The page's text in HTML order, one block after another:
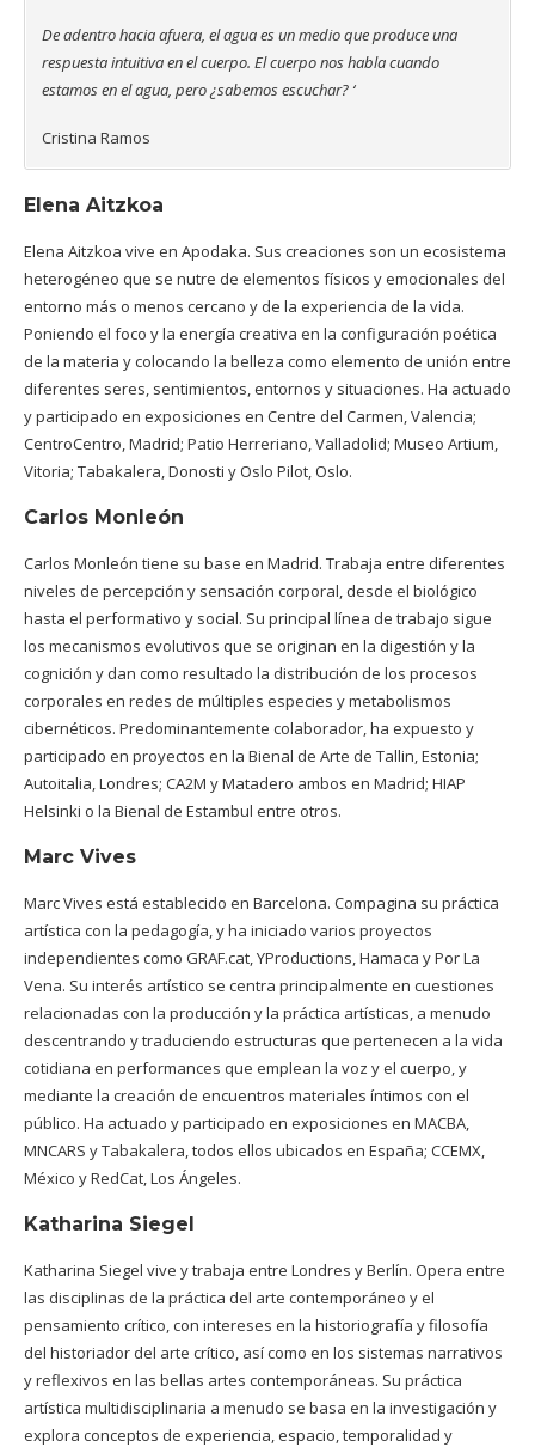
De adentro hacia afuera, el agua es un medio que produce una
respuesta intuitiva en el cuerpo. El cuerpo nos habla cuando
estamos en el agua, pero ¿sabemos escuchar? ‘
Cristina Ramos
Elena Aitzkoa
Elena Aitzkoa vive en Apodaka. Sus creaciones son un ecosistema
heterogéneo que se nutre de elementos físicos y emocionales del
entorno más o menos cercano y de la experiencia de la vida.
Poniendo el foco y la energía creativa en la configuración poética
de la materia y colocando la belleza como elemento de unión entre
diferentes seres, sentimientos, entornos y situaciones. Ha actuado
y participado en exposiciones en Centre del Carmen, Valencia;
CentroCentro, Madrid; Patio Herreriano, Valladolid; Museo Artium,
Vitoria; Tabakalera, Donosti y Oslo Pilot, Oslo.
Carlos Monleón
Carlos Monleón tiene su base en Madrid. Trabaja entre diferentes
niveles de percepción y sensación corporal, desde el biológico
hasta el performativo y social. Su principal línea de trabajo sigue
los mecanismos evolutivos que se originan en la digestión y la
cognición y dan como resultado la distribución de los procesos
corporales en redes de múltiples especies y metabolismos
cibernéticos. Predominantemente colaborador, ha expuesto y
participado en proyectos en la Bienal de Arte de Tallin, Estonia;
Autoitalia, Londres; CA2M y Matadero ambos en Madrid; HIAP
Helsinki o la Bienal de Estambul entre otros.
Marc Vives
Marc Vives está establecido en Barcelona. Compagina su práctica
artística con la pedagogía, y ha iniciado varios proyectos
independientes como GRAF.cat, YProductions, Hamaca y Por La
Vena. Su interés artístico se centra principalmente en cuestiones
relacionadas con la producción y la práctica artísticas, a menudo
descentrando y traduciendo estructuras que pertenecen a la vida
cotidiana en performances que emplean la voz y el cuerpo, y
mediante la creación de encuentros materiales íntimos con el
público. Ha actuado y participado en exposiciones en MACBA,
MNCARS y Tabakalera, todos ellos ubicados en España; CCEMX,
México y RedCat, Los Ángeles.
Katharina Siegel
Katharina Siegel vive y trabaja entre Londres y Berlín. Opera entre
las disciplinas de la práctica del arte contemporáneo y el
pensamiento crítico, con intereses en la historiografía y filosofía
del historiador del arte crítico, así como en los sistemas narrativos
y reflexivos en las bellas artes contemporáneas. Su práctica
artística multidisciplinaria a menudo se basa en la investigación y
explora conceptos de experiencia, espacio, temporalidad y